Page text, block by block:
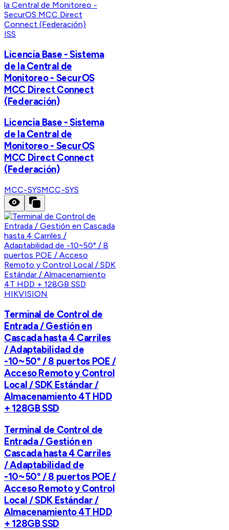
ISS
Licencia Base - Sistema
de la Central de
Monitoreo - SecurOS
MCC Direct Connect
(Federación)
Licencia Base - Sistema
de la Central de
Monitoreo - SecurOS
MCC Direct Connect
(Federación)
MCC-SYSMCC-SYS
HIKVISION
Terminal de Control de
Entrada / Gestión en
Cascada hasta 4 Carriles
/ Adaptabilidad de
-10~50° / 8 puertos POE /
Acceso Remoto y Control
Local / SDK Estándar /
Almacenamiento 4T HDD
+ 128GB SSD
Terminal de Control de
Entrada / Gestión en
Cascada hasta 4 Carriles
/ Adaptabilidad de
-10~50° / 8 puertos POE /
Acceso Remoto y Control
Local / SDK Estándar /
Almacenamiento 4T HDD
+ 128GB SSD